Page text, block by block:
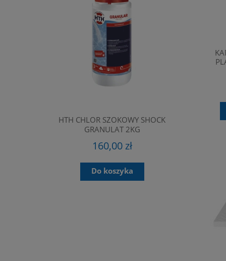
HTH CHLOR SZOKOWY SHOCK
GRANULAT 2KG
160,00 zł
Do koszyka
KLEJ